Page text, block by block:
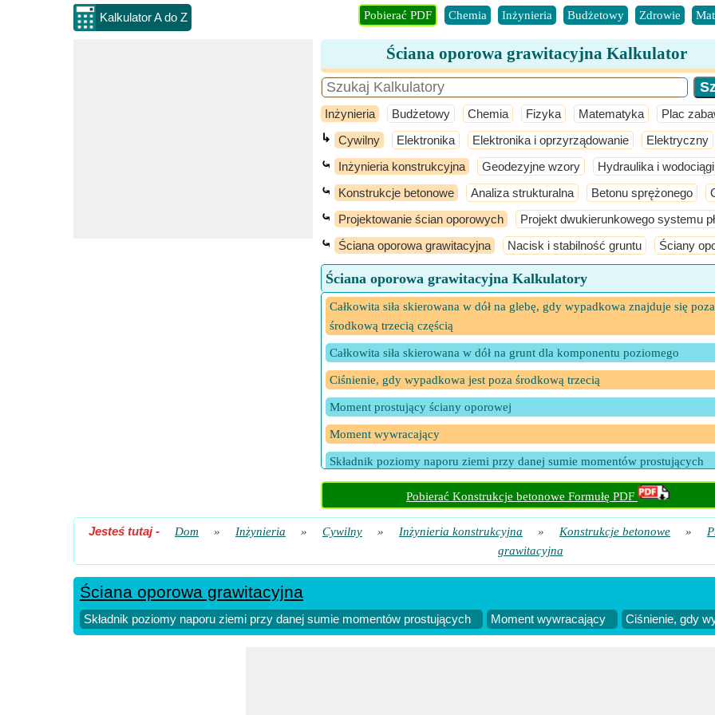
Kalkulator A do Z Pobierać PDF Chemia Inżynieria Budżetowy Zdrowie
Ściana oporowa grawitacyjna Kalkulator
Inżynieria Budżetowy Chemia Fizyka Matematyka Plac
↳ Cywilny Elektronika Elektronika i oprzyrządowanie Elektryczny
⤿ Inżynieria konstrukcyjna Geodezyjne wzory Hydraulika i wodociągi
⤿ Konstrukcje betonowe Analiza strukturalna Betonu sprężonego
⤿ Projektowanie ścian oporowych Projekt dwukierunkowego systemu
⤿ Ściana oporowa grawitacyjna Nacisk i stabilność gruntu Ściany
Ściana oporowa grawitacyjna Kalkulatory
Całkowita siła skierowana w dół na glebę, gdy wypadkowa znajduje się poza
środkową trzecią częścią
Całkowita siła skierowana w dół na grunt dla komponentu poziomego
Ciśnienie, gdy wypadkowa jest poza środkową trzecią
Moment prostujący ściany oporowej
Moment wywracający
Składnik poziomy naporu ziemi przy danej sumie momentów prostujących
Pobierać Konstrukcje betonowe Formułę PDF
Jesteś tutaj- Dom » Inżynieria » Cywilny » Inżynieria konstrukcyjna » Konstrukcje betonowe »
grawitacyjna
Ściana oporowa grawitacyjna
Składnik poziomy naporu ziemi przy danej sumie momentów prostujących Moment wywracający Ciśnienie, gdy